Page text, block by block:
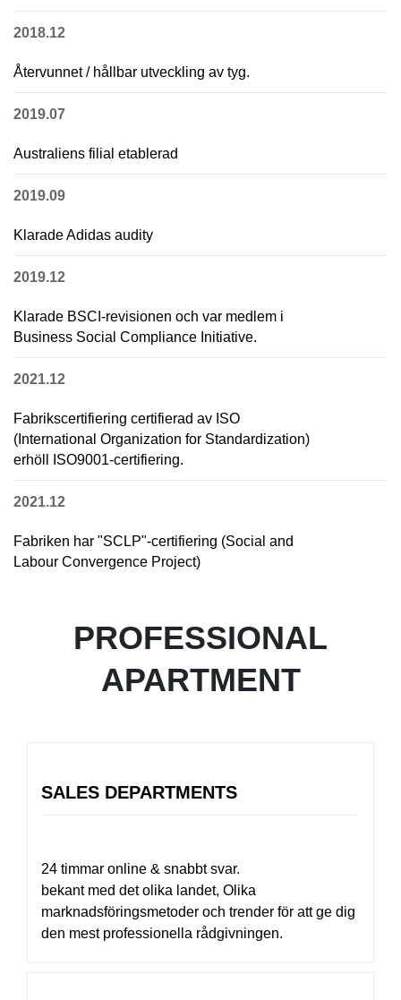
2018.12
Återvunnet / hållbar utveckling av tyg.
2019.07
Australiens filial etablerad
2019.09
Klarade Adidas audity
2019.12
Klarade BSCI-revisionen och var medlem i
Business Social Compliance Initiative.
2021.12
Fabrikscertifiering certifierad av ISO
(International Organization for Standardization)
erhöll ISO9001-certifiering.
2021.12
Fabriken har "SCLP"-certifiering (Social and
Labour Convergence Project)
PROFESSIONAL
APARTMENT
SALES DEPARTMENTS
24 timmar online & snabbt svar.
bekant med det olika landet, Olika
marknadsföringsmetoder och trender för att ge dig
den mest professionella rådgivningen.